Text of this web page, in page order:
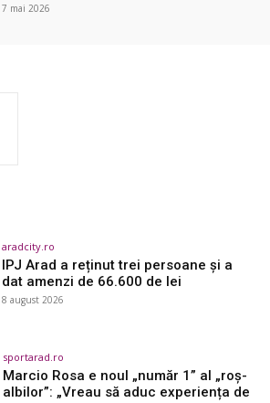
7 mai 2026
aradcity.ro
IPJ Arad a reținut trei persoane și a
dat amenzi de 66.600 de lei
8 august 2026
sportarad.ro
Marcio Rosa e noul „număr 1” al „roș-
albilor”: „Vreau să aduc experiența de